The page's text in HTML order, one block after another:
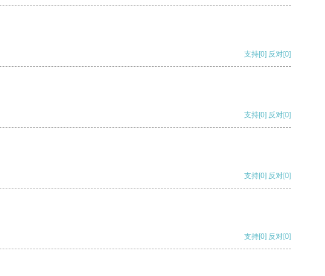
支持[0] 反对[0]
支持[0] 反对[0]
支持[0] 反对[0]
支持[0] 反对[0]